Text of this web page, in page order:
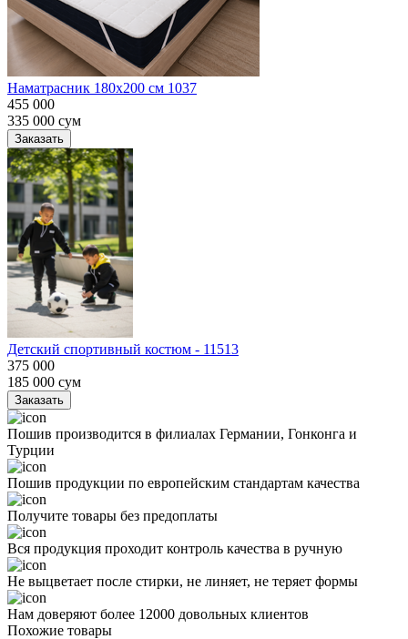
Наматрасник 180х200 см 1037
455 000
335 000 сум
Заказать
Детский спортивный костюм - 11513
375 000
185 000 сум
Заказать
Пошив производится в филиалах Германии, Гонконга и
Турции
Пошив продукции по европейским стандартам качества
Получите товары без предоплаты
Вся продукция проходит контроль качества в ручную
Не выцветает после стирки, не линяет, не теряет формы
Нам доверяют более 12000 довольных клиентов
Похожие товары